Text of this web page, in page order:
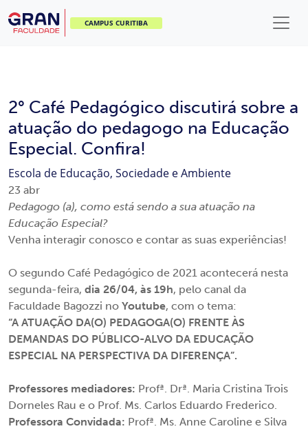
CAMPUS CURITIBA
2° Café Pedagógico discutirá sobre a
atuação do pedagogo na Educação
Especial. Confira!
Escola de Educação, Sociedade e Ambiente
23 abr
Pedagogo (a), como está sendo a sua atuação na
Educação Especial?
Venha interagir conosco e contar as suas experiências!
O segundo Café Pedagógico de 2021 acontecerá nesta
segunda-feira, dia 26/04, às 19h, pelo canal da
Faculdade Bagozzi no Youtube, com o tema:
“A ATUAÇÃO DA(O) PEDAGOGA(O) FRENTE ÀS
DEMANDAS DO PÚBLICO-ALVO DA EDUCAÇÃO
ESPECIAL NA PERSPECTIVA DA DIFERENÇA”.
Professores mediadores: Profª. Drª. Maria Cristina Trois
Dorneles Rau e o Prof. Ms. Carlos Eduardo Frederico.
Professora Convidada: Profª. Ms. Anne Caroline e Silva